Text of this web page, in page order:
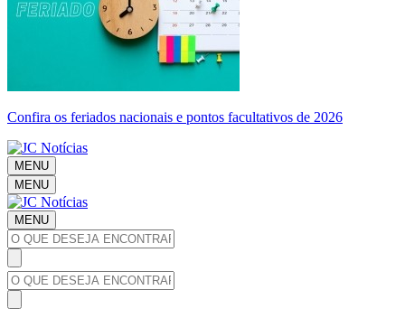
Confira os feriados nacionais e pontos facultativos de 2026
MENU
MENU
MENU